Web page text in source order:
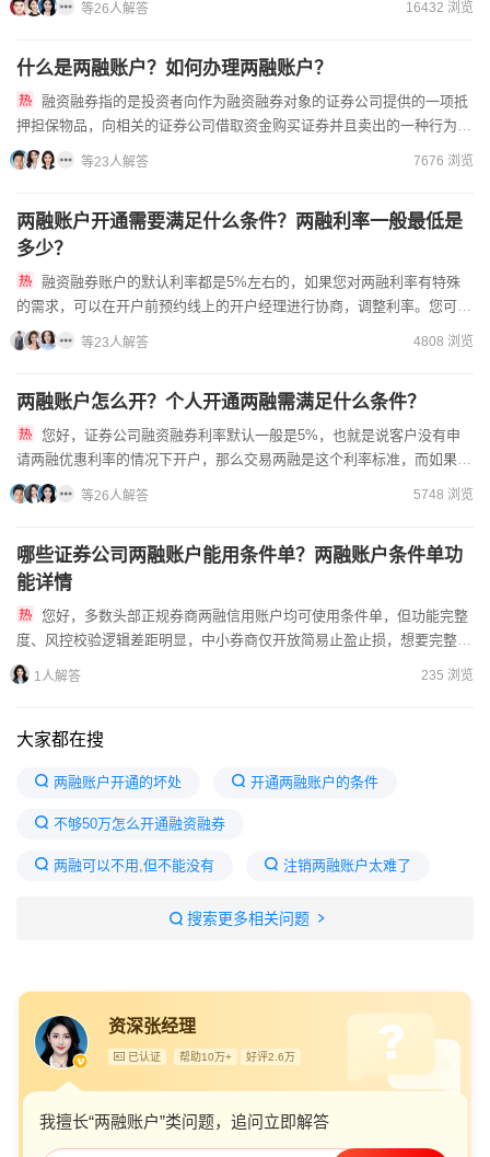
等26人解答 16432 浏览
什么是两融账户？如何办理两融账户？
押担保物品，向相关的证券公司借取资金购买证券并且卖出的一种行为。
现在是可以根据证券公司政策，满足条件可以申请调低，一般想要低...
等23人解答 7676 浏览
两融账户开通需要满足什么条件？两融利率一般最低是
多少？
的需求，可以在开户前预约线上的开户经理进行协商，调整利率。您可在
线找客户经理下调利率和开立低费用两融账户。开户需要满足以下条...
等23人解答 4808 浏览
两融账户怎么开？个人开通两融需满足什么条件？
请两融优惠利率的情况下开户，那么交易两融是这个利率标准，而如果先
跟证券公司的客户经理联系，协商两融利率优惠方案，那么可以协助...
等26人解答 5748 浏览
哪些证券公司两融账户能用条件单？两融账户条件单功
能详情
度、风控校验逻辑差距明显，中小券商仅开放简易止盈止损，想要完整网
格、融券联动等工具，可通过叩富问财联系多位持牌经理，同步查询...
1人解答 235 浏览
大家都在搜
两融账户开通的坏处 开通两融账户的条件
不够50万怎么开通融资融券
两融可以不用,但不能没有 注销两融账户太难了
融资融券一般几倍杠杆 怎么开通两融账户
两融账户一旦开通就不能用了吗
资金不足50万怎样开通融资融券
搜索更多相关问题
资深张经理
已认证 帮助10万+ 好评2.6万
我擅长“两融账户”类问题，追问立即解答